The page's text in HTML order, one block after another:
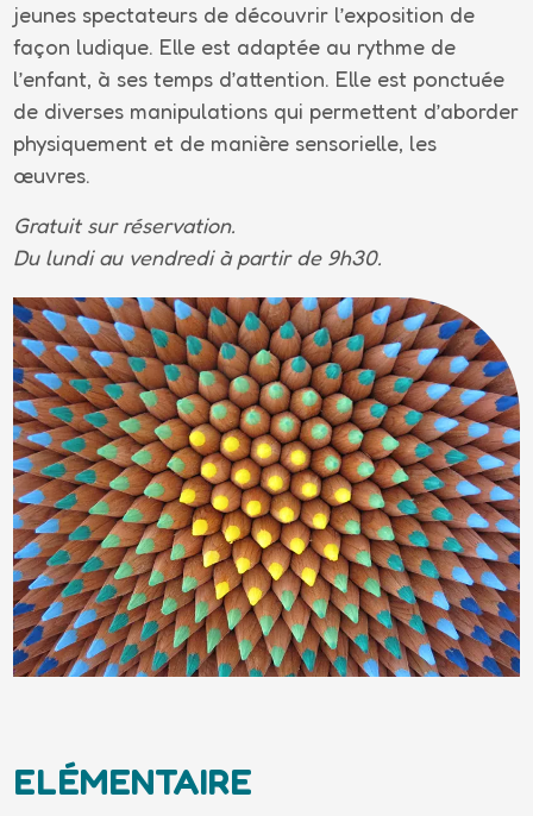
jeunes spectateurs de découvrir l’exposition de
façon ludique. Elle est adaptée au rythme de
l’enfant, à ses temps d’attention. Elle est ponctuée
de diverses manipulations qui permettent d’aborder
physiquement et de manière sensorielle, les
œuvres.
Gratuit sur réservation.
Du lundi au vendredi à partir de 9h30.
ELÉMENTAIRE